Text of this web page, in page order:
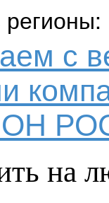
с
на